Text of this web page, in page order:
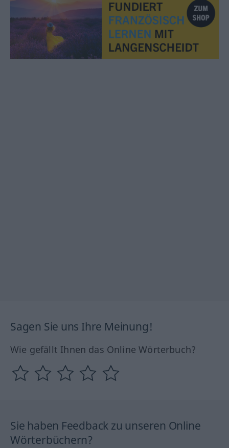
Sagen Sie uns Ihre Meinung!
Wie gefällt Ihnen das Online Wörterbuch?
Sie haben Feedback zu unseren Online
Wörterbüchern?